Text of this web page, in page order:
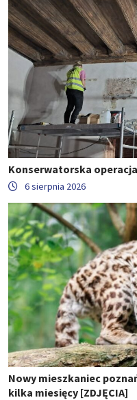
Konserwatorska
6 sierpnia 2026
Nowy mieszkaniec
kilka miesięcy [ZDJĘCIA]